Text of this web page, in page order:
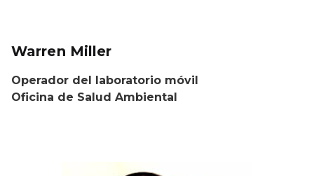
Warren Miller
Operador del laboratorio móvil
Oficina de Salud Ambiental